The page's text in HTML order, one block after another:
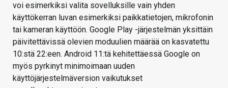
voi esimerkiksi valita sovelluksille vain yhden
käyttökerran luvan esimerkiksi paikkatietojen, mikrofonin
tai kameran käyttöön. Google Play -järjestelmän yksittäin
päivitettävissä olevien moduulien määrää on kasvatettu
10:stä 22:een. Android 11:tä kehitettäessä Google on
myös pyrkinyt minimoimaan uuden
käyttöjärjestelmäversion vaikutukset